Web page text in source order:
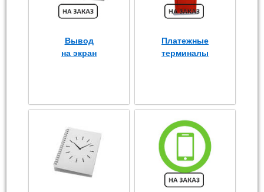
Вывод
на экран
Платежные
терминалы